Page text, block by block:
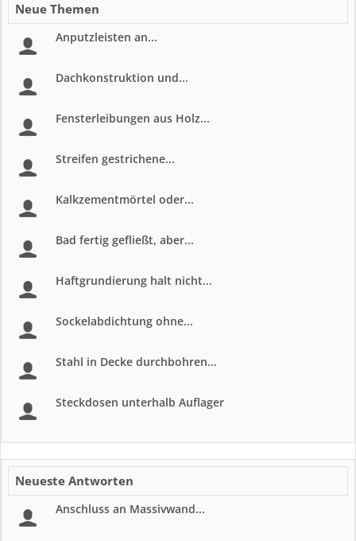
Neue Themen
Anputzleisten an...
Dachkonstruktion und...
Fensterleibungen aus Holz...
Streifen gestrichene...
Kalkzementmörtel oder...
Bad fertig gefließt, aber...
Haftgrundierung halt nicht...
Sockelabdichtung ohne...
Stahl in Decke durchbohren...
Steckdosen unterhalb Auflager
Neueste Antworten
Anschluss an Massivwand...